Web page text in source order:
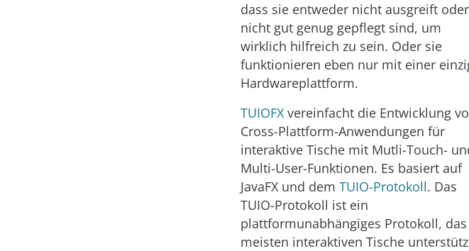
dass sie entweder nicht ausgreift oder
nicht gut genug gepflegt sind, um
wirklich hilfreich zu sein. Oder sie
funktionieren eben nur mit einer
Hardwareplattform.
TUIOFX vereinfacht die Entwicklung
Cross-Plattform-Anwendungen für
interaktive Tische mit Mutli-Touch-
Multi-User-Funktionen. Es basiert auf
JavaFX und dem TUIO-Protokoll. Das
TUIO-Protokoll ist ein
plattformunabhängiges Protokoll,
meisten interaktiven Tische